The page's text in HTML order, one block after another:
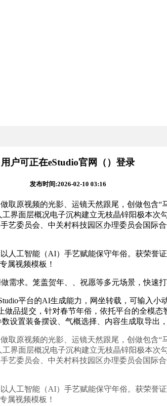
用户可正在eStudio官网（）登录
发布时间:2026-02-10 03:16
视频的光影、运镜天然跟尾，创做包含“
界面层概况电子沉构建立无枝晶锌阳极本
委员会、中关村科技园区办理委员会国际
工智能（AI）手艺赋能保守年俗。获荣誉
属视频模板！
求。笼盖贺年、、祝愿等多元场景，快速打
平台的AI生成能力，网坐转载，可输入小
品提交，针对春节年俗，依托平台的全模
设置装备摆设、气概选择、内容生成取导出
视频的光影、运镜天然跟尾，创做包含“
界面层概况电子沉构建立无枝晶锌阳极本
委员会、中关村科技园区办理委员会国际
工智能（AI）手艺赋能保守年俗。获荣誉
属视频模板！